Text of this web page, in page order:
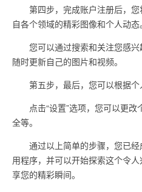
第四步，完成账户注册后，您
自各个领域的精彩图像和个人动态。
您可以通过搜索和关注您感兴
随时更新自己的图片和视频。
第五步，最后，您可以根据个
点击“设置”选项，您可以更改
全等。
通过以上简单的步骤，您已经
用程序，并可以开始探索这个令
享您的精彩瞬间。